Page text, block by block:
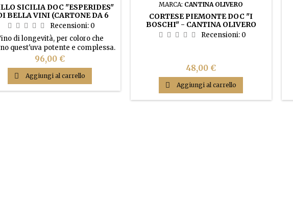
SICILIA DOC "ESPERIDES"
BELLA VINI (CARTONE DA 6
BOTTIGLIE)
Recensioni: 0
di longevità, per coloro che
quest'uva potente e complessa.
giallo paglierino paglierino con
verdognoli, con profumi ampi e
intensi, ricchi di sentori di frutta
con note floreali e minerali e di
a pasta gialla. Molto fresco, ben
Prezzo
96,00 €
 Aggiungi al carrello
MARCA: CANTINA OLIVERO
CORTESE PIEMONTE DOC "I
BOSCHI" - CANTINA OLIVERO
(CARTONE DA 6 BOTTIGLIE)
Recensioni: 0
Prezzo
48,00 €
 Aggiungi al carrello